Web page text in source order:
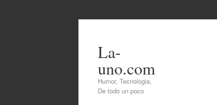
La-
uno.com
Humor, Tecnologia,
De todo un poco